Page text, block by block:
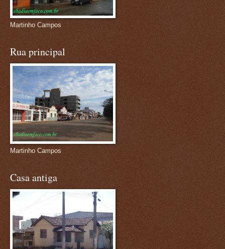
Martinho Campos
Rua principal
Martinho Campos
Casa antiga